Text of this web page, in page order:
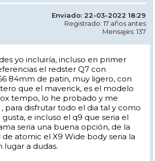
Enviado: 22-03-2022 18:29
Registrado: 17 años antes
Mensajes: 137
yo incluiría, incluso en primer
el redster Q7 con
84mm de patin, muy ligero, con
que el maverick, es el modelo
tempo, lo he probado y me
para disfrutar todo el dia tal y como
e incluso el q9 que seria el
seria una buena opción, de la
atomic el X9 Wide body seria la
lugar a dudas.